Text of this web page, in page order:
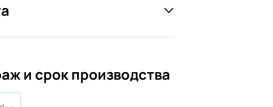
и срок производства